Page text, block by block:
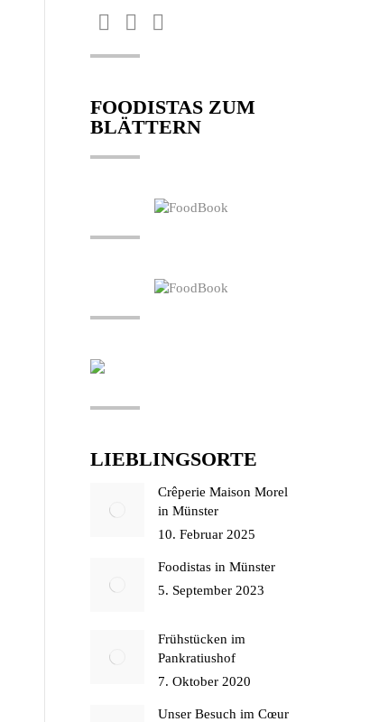
Finden Sie uns auf:
Facebook
page
in
new
Pinterest
page
in
new
Instagram
in
new
FOODISTAS ZUM
BLÄTTERN
LIEBLINGSORTE
Crêperie Maison Morel
in Münster
10. Februar 2025
Foodistas in Münster
5. September 2023
Frühstücken im
Pankratiushof
7. Oktober 2020
Unser Besuch im Cœur